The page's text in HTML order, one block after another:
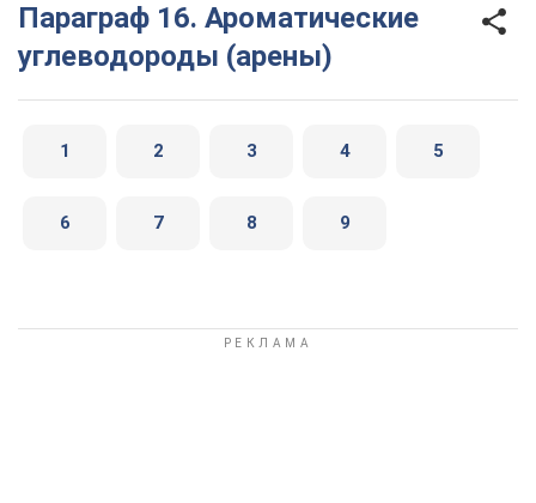
Параграф 16. Ароматические
углеводороды (арены)
1 2 3 4 5
6 7 8 9